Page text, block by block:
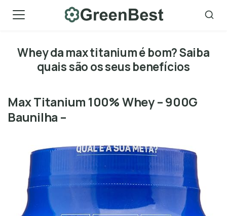
Whey da max titanium é bom? Saiba
quais são os seus benefícios
Max Titanium 100% Whey – 900G
Baunilha –